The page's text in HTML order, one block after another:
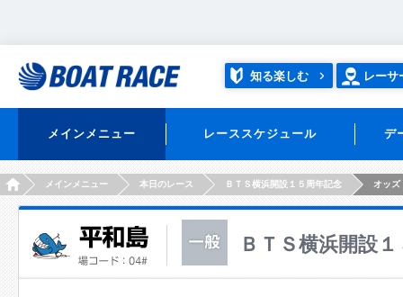
知る楽しむ レーサ
メインメニュー レーススケジュール デ
HOMEメインメニュー 本日のレース ＢＴＳ横浜開設１５周年記念 オッズ
ＢＴＳ横浜開設